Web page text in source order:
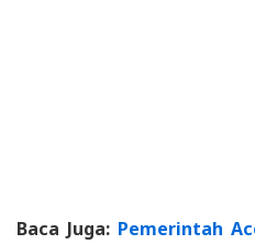
Baca Juga: Pemerintah